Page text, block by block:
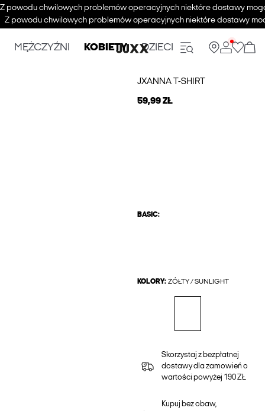
Z powodu chwilowych problemów operacyjnych niektóre dostawy
Z powodu chwilowych problemów operacyjnych niektóre dostawy
MĘŻCZYŹNI KOBIETY DZIECI
JXANNA T-SHIRT
59,99 ZŁ
BASIC:
KOLORY: ŻÓŁTY / SUNLIGHT
Skorzystaj z bezpłatnej
dostawy dla zamowień o
wartości powyżej 190 ZŁ
Kupuj bez obaw,